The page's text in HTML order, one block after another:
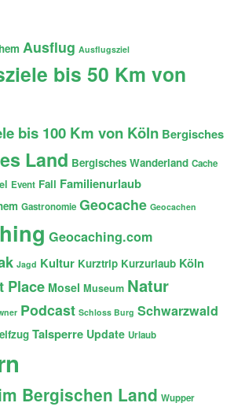
Ausflug Ausflugsziel
bis 50 Km von
bis 100 Km von Köln Bergisches
Land Bergisches Wanderland Cache
Event Fail Familienurlaub
Gastronomie Geocache Geocachen
Geocaching.com
Jagd Kultur Kurztrip Kurzurlaub Köln
Place Mosel Museum Natur
Podcast Schloss Burg Schwarzwald
Talsperre Update Urlaub
Bergischen Land Wupper